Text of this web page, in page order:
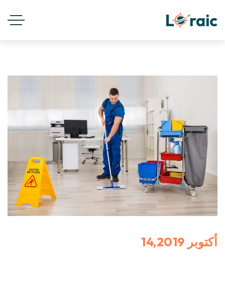
أكتوبر 14,2019